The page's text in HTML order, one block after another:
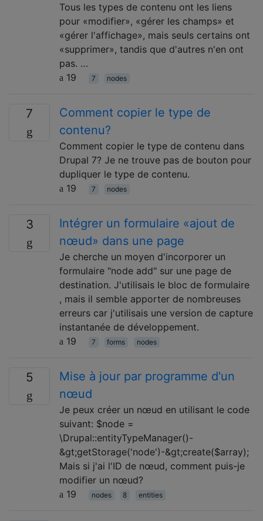
Tous les types de contenu ont les liens
pour «modifier», «gérer les champs» et
«gérer l'affichage», mais seuls certains ont
«supprimer», tandis que d'autres n'en ont
pas. …
19
7 nodes
7
Comment copier le type de
contenu?
Comment copier le type de contenu dans
Drupal 7? Je ne trouve pas de bouton pour
dupliquer le type de contenu.
19
7 nodes
3
Intégrer un formulaire «ajout de
nœud» dans une page
Je cherche un moyen d'incorporer un
formulaire "node add" sur une page de
destination. J'utilisais le bloc de formulaire
, mais il semble apporter de nombreuses
erreurs car j'utilisais une version de capture
instantanée de développement.
19
7 forms nodes
5
Mise à jour par programme d'un
nœud
Je peux créer un nœud en utilisant le code
suivant: $node =
\Drupal::entityTypeManager()-
&gt;getStorage('node')-&gt;create($array);
Mais si j'ai l'ID de nœud, comment puis-je
modifier un nœud?
19
nodes 8 entities